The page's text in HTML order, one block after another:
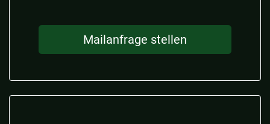
Mailanfrage stellen